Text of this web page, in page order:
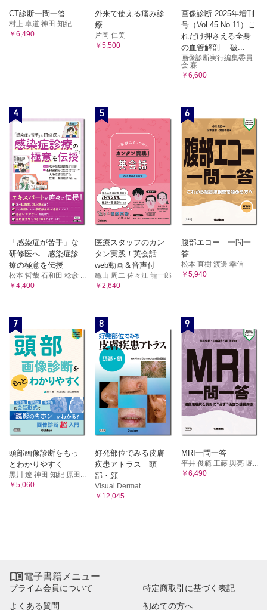
CT診断一問一答
村上 卓道 神田 知紀
￥6,490
外来で使える痛み診
療
片岡 仁美
￥5,500
画像診断 2025年増刊
号（Vol.45 No.11）こ
れだけ押さえる全身
の血管解剖 ―破...
画像診断実行編集委員
会 森...
￥6,600
4
「感染症が苦手」な
研修医へ 感染症診
療の極意を伝授
松本 哲哉 石和田 稔彦 ...
￥4,400
5
医療スタッフのカン
タン実践！英会話
web動画＆音声付
亀山 周二 佐々江 龍一郎
￥2,640
6
腹部エコー 一問一
答
松本 直樹 渡邊 幸信
￥5,940
7
頭部画像診断をもっ
とわかりやすく
黒川 遼 神田 知紀 原田...
￥5,060
8
好発部位でみる皮膚
疾患アトラス 頭
部・顔
Visual Dermat...
￥12,045
9
MRI一問一答
平井 俊範 工藤 與亮 堀...
￥6,490
電子書籍メニュー
プライム会員について
特定商取引に基づく表記
よくある質問
初めての方へ